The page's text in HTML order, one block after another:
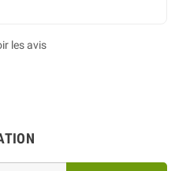
les avis